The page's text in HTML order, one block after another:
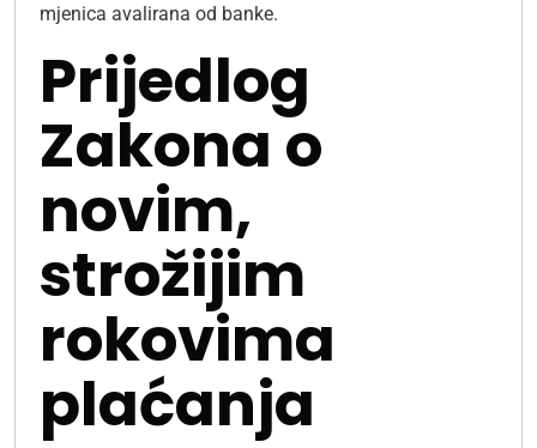
mjenica avalirana od banke.
Prijedlog
Zakona o
novim,
strožijim
rokovima
plaćanja